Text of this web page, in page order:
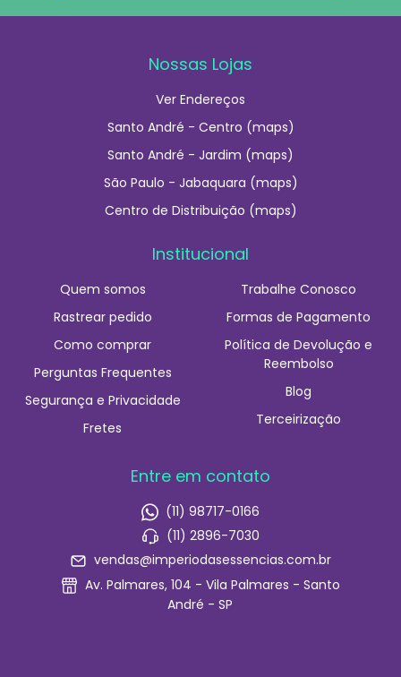
Nossas Lojas
Ver Endereços
Santo André - Centro (maps)
Santo André - Jardim (maps)
São Paulo - Jabaquara (maps)
Centro de Distribuição (maps)
Institucional
Quem somos
Rastrear pedido
Como comprar
Perguntas Frequentes
Segurança e Privacidade
Fretes
Trabalhe Conosco
Formas de Pagamento
Política de Devolução e
Reembolso
Blog
Terceirização
Entre em contato
(11) 98717-0166
(11) 2896-7030
vendas@imperiodasessencias.com.br
Av. Palmares, 104 - Vila Palmares - Santo
André - SP